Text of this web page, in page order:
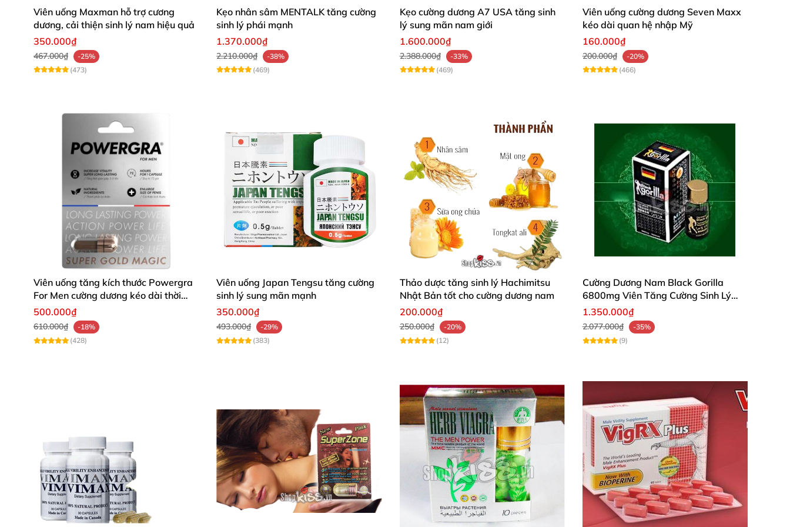
Viên uống Maxman hỗ trợ cương
dương, cải thiện sinh lý nam hiệu quả
350.000₫
467.000₫
-25%
(473)
Kẹo nhân sâm MENTALK tăng cường
sinh lý phái mạnh
1.370.000₫
2.210.000₫
-38%
(469)
Kẹo cường dương A7 USA tăng sinh
lý sung mãn nam giới
1.600.000₫
2.388.000₫
-33%
(469)
Viên uống cường dương Seven Maxx
kéo dài quan hệ nhập Mỹ
160.000₫
200.000₫
-20%
(466)
Viên uống tăng kích thước Powergra
For Men cường dương kéo dài thời
gian
500.000₫
610.000₫
-18%
(428)
Viên uống Japan Tengsu tăng cường
sinh lý sung mãn mạnh
350.000₫
493.000₫
-29%
(383)
Thảo dược tăng sinh lý Hachimitsu
Nhật Bản tốt cho cường dương nam
200.000₫
250.000₫
-20%
(12)
Cường Dương Nam Black Gorilla
6800mg Viên Tăng Cường Sinh Lý
Nam
1.350.000₫
2.077.000₫
-35%
(9)